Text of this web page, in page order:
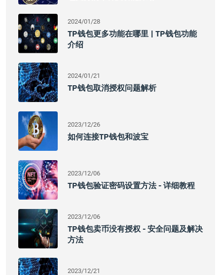
2024/01/28
TP钱包更多功能在哪里 | TP钱包功能
介绍
2024/01/21
TP钱包取消授权问题解析
2023/12/26
如何连接TP钱包和波宝
2023/12/06
TP钱包验证密码设置方法 - 详细教程
2023/12/06
TP钱包卖币没有授权 - 安全问题及解决
方法
2023/12/21